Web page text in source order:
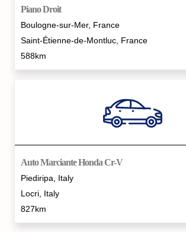
Piano Droit
Boulogne-sur-Mer, France
Saint-Étienne-de-Montluc, France
588km
Auto Marciante Honda Cr-V
Piediripa, Italy
Locri, Italy
827km